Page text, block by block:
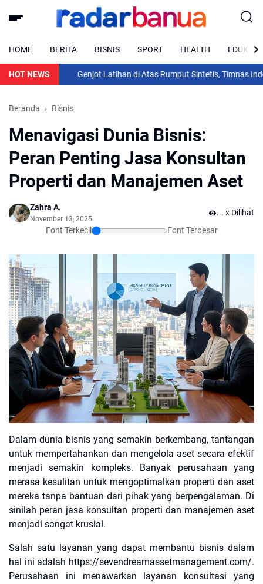
HOME BERITA BISNIS SPORT HEALTH EDUKASI
HOT NEWS Genjot Latihan di Atas Rumput Sintetis, Timnas
Beranda Bisnis
Menavigasi Dunia Bisnis:
Peran Penting Jasa Konsultan
Properti dan Manajemen Aset
Zahra A.
November 13, 2025
Font Terkecil Font Terbesar
... x Dilihat
Dalam dunia bisnis yang semakin berkembang, tantangan
untuk mempertahankan dan mengelola aset secara efektif
menjadi semakin kompleks. Banyak perusahaan yang
merasa kesulitan untuk mengoptimalkan properti dan aset
mereka tanpa bantuan dari pihak yang berpengalaman. Di
sinilah peran jasa konsultan properti dan manajemen aset
menjadi sangat krusial.
Salah satu layanan yang dapat membantu bisnis dalam
hal ini adalah https://sevendreamassetmanagement.com/.
Perusahaan ini menawarkan layanan konsultasi yang